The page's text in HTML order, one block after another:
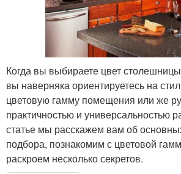
Когда вы выбираете цвет
вы наверняка ориентируетесь на
цветовую гамму помещения или же
практичностью и универсальностью
статье мы расскажем вам об
подбора, познакомим с цветовой
раскроем несколько секретов.